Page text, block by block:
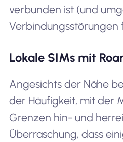
verbunden ist (und
Verbindungsstörungen
Lokale SIMs mit
Angesichts der Nähe
der Häufigkeit, mit der
Grenzen hin- und
Überraschung, dass